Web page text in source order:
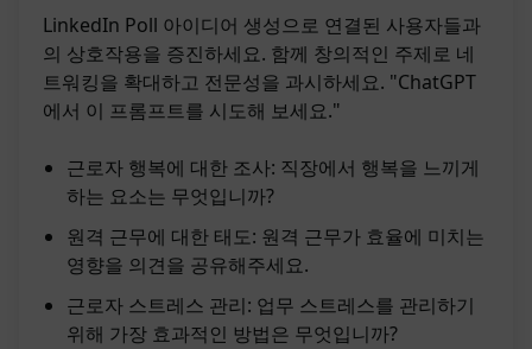
LinkedIn Poll 아이디어 생성으로 연결된 사용자들과
의 상호작용을 증진하세요. 함께 창의적인 주제로 네
트워킹을 확대하고 전문성을 과시하세요. "ChatGPT
에서 이 프롬프트를 시도해 보세요."
근로자 행복에 대한 조사: 직장에서 행복을 느끼게
하는 요소는 무엇입니까?
원격 근무에 대한 태도: 원격 근무가 효율에 미치는
영향을 의견을 공유해주세요.
근로자 스트레스 관리: 업무 스트레스를 관리하기
위해 가장 효과적인 방법은 무엇입니까?